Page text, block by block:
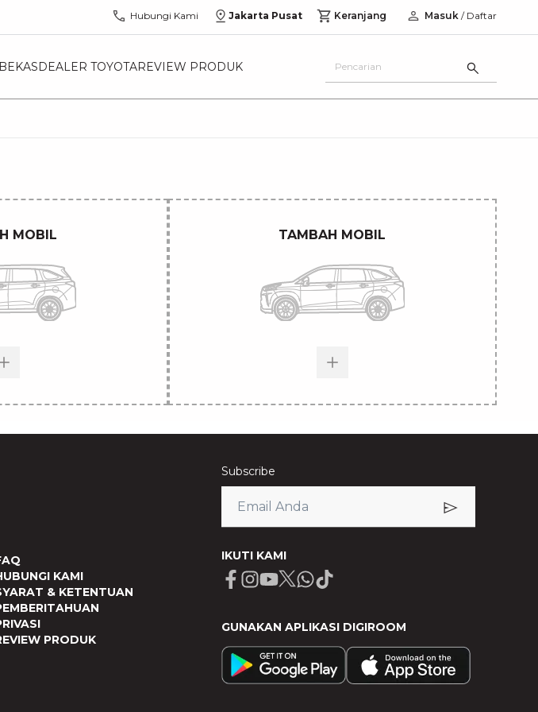
Hubungi Kami Jakarta Pusat Keranjang Masuk / Daftar
DEALER TOYOTAREVIEW PRODUK
MOBIL TAMBAH MOBIL
KAMI
& KETENTUAN
PRODUK
Subscribe
IKUTI KAMI
Facebook
Instagram
Youtube
X Whatsapp
Tiktok
GUNAKAN APLIKASI DIGIROOM